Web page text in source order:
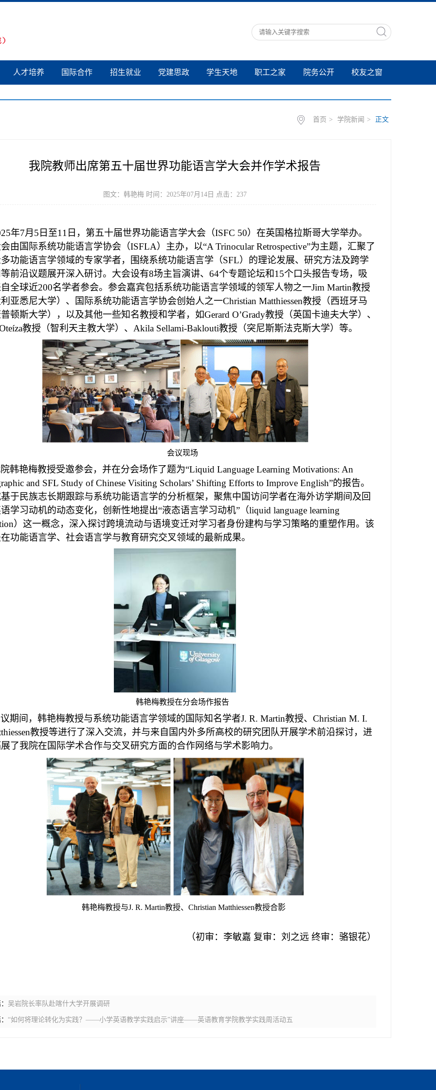
人才培养 国际合作 招生就业 党建思政 学生天地 职工之家 院务公开 校友之窗
首页 > 学院新闻 > 正文
我院教师出席第五十届世界功能语言学大会并作学术报告
图文：韩艳梅 时间：2025年07月14日 点击： 237
年7月 5 日至11 日，第五十届世界功能语言学大会（ISFC 50） 在英国格拉斯哥大学举办。
由国际系统功能语言学协会（ISFLA） 主办，以“A Trinocular Retrospective”为主题，汇聚了
功能语言学领域的专家学者，围绕系统功能语言学（SFL） 的理论发展、研究方法及跨学
前沿议题展开深入研讨。大会设有8场主旨演讲、 64个专题论坛和15个口头报告专场，吸
全球近200名学者参会。参会嘉宾包括系统功能语言学领域的领军人物之一Jim Martin教授
利亚悉尼大学）、国际系统功能语言学协会创始人之一Christian Matthiessen教授（西班牙马
顿斯大学），以及其他一些知名教授和学者，如Gerard O’Grady教授（英国卡迪夫大学）、
教授（智利天主教大学）、 Akila Sellami-Baklouti教授（突尼斯斯法克斯大学）等。
会议现场
韩艳梅教授受邀参会，并在分会场作了题为“Liquid Language Learning Motivations: An
and SFL Study of Chinese Visiting Scholars’ Shifting Efforts to Improve English”的报告。
于民族志长期跟踪与系统功能语言学的分析框架，聚焦中国访问学者在海外访学期间及回
学习动机的动态变化，创新性地提出“液态语言学习动机”（liquid language learning
） 这一概念，深入探讨跨境流动与语境变迁对学习者身份建构与学习策略的重塑作用。该
功能语言学、社会语言学与教育研究交叉领域的最新成果。
韩艳梅教授在分会场作报告
期间，韩艳梅教授与系统功能语言学领域的国际知名学者J. R. Martin教授、 Christian M. I.
教授等进行了深入交流，并与来自国内外多所高校的研究团队开展学术前沿探讨，进
了我院在国际学术合作与交叉研究方面的合作网络与学术影响力。
韩艳梅教授与J. R. Martin教授、 Christian Matthiessen教授合影
（初审：李敏嘉 复审：刘之远 终审：骆银花）
吴岩院长率队赴喀什大学开展调研
“如何将理论转化为实践？——小学英语教学实践启示”讲座——英语教育学院教学实践周活动五